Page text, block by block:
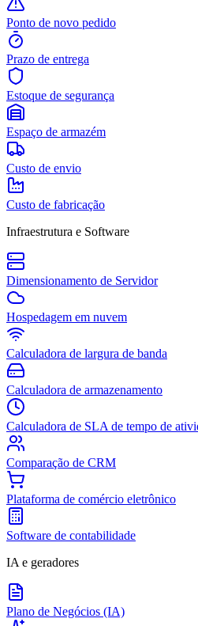
Ponto de novo pedido
Prazo de entrega
Estoque de segurança
Espaço de armazém
Custo de envio
Custo de fabricação
Infraestrutura e Software
Dimensionamento de Servidor
Hospedagem em nuvem
Calculadora de largura de banda
Calculadora de armazenamento
Calculadora de SLA de tempo de
Comparação de CRM
Plataforma de comércio eletrônico
Software de contabilidade
IA e geradores
Plano de Negócios (IA)